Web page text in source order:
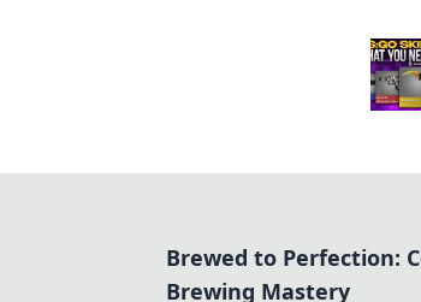
Brewed to Perfection:
Brewing Mastery